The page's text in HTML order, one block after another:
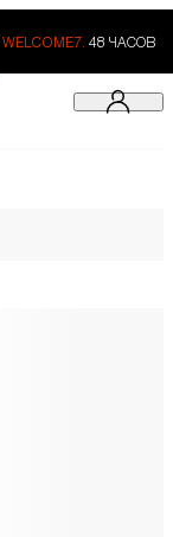
WELCOME7. 48 ЧАСОВ